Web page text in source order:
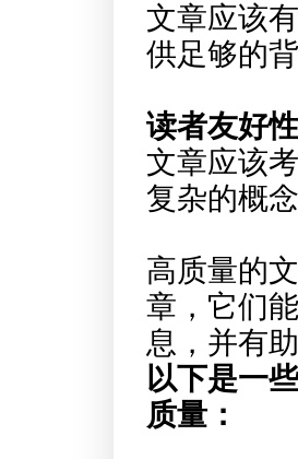
文章应该
供足够的
读者友好性
文章应该
复杂的概
高质量的
章，它们
息，并有
以下是一
质量：